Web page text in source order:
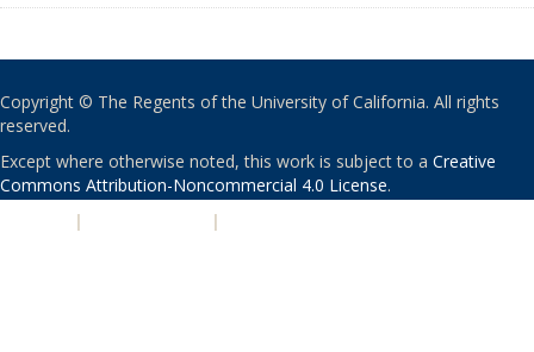
Copyright © The Regents of the University of California. All rights
reserved.
Except where otherwise noted, this work is subject to a Creative
Commons Attribution-Noncommercial 4.0 License.
| |